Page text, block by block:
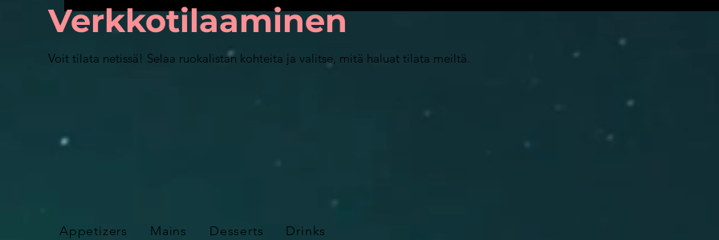
Verkkotilaaminen
Voit tilata netissä! Selaa ruokalistan kohteita ja valitse, mitä haluat tilata meiltä.
Appetizers Mains Desserts Drinks